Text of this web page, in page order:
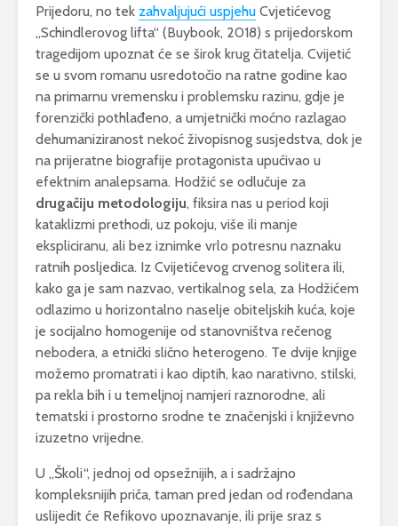
Prijedoru, no tek zahvaljujući uspjehu Cvjetićevog
„Schindlerovog lifta“ (Buybook, 2018) s prijedorskom
tragedijom upoznat će se širok krug čitatelja. Cvijetić
se u svom romanu usredotočio na ratne godine kao
na primarnu vremensku i problemsku razinu, gdje je
forenzički pothlađeno, a umjetnički moćno razlagao
dehumaniziranost nekoć živopisnog susjedstva, dok je
na prijeratne biografije protagonista upućivao u
efektnim analepsama. Hodžić se odlučuje za
drugačiju metodologiju, fiksira nas u period koji
kataklizmi prethodi, uz pokoju, više ili manje
ekspliciranu, ali bez iznimke vrlo potresnu naznaku
ratnih posljedica. Iz Cvijetićevog crvenog solitera ili,
kako ga je sam nazvao, vertikalnog sela, za Hodžićem
odlazimo u horizontalno naselje obiteljskih kuća, koje
je socijalno homogenije od stanovništva rečenog
nebodera, a etnički slično heterogeno. Te dvije knjige
možemo promatrati i kao diptih, kao narativno, stilski,
pa rekla bih i u temeljnoj namjeri raznorodne, ali
tematski i prostorno srodne te značenjski i književno
izuzetno vrijedne.
U „Školi“, jednoj od opsežnijih, a i sadržajno
kompleksnijih priča, taman pred jedan od rođendana
uslijedit će Refikovo upoznavanje, ili prije sraz s